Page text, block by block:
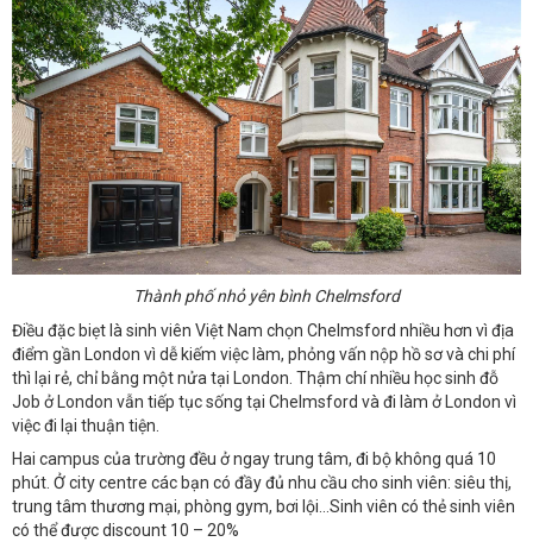
Thành phố nhỏ yên bình Chelmsford
Điều đặc biẹt là sinh viên Việt Nam chọn Chelmsford nhiều hơn vì địa
điểm gần London vì dễ kiếm việc làm, phỏng vấn nộp hồ sơ và chi phí
thì lại rẻ, chỉ bằng một nửa tại London. Thậm chí nhiều học sinh đỗ
Job ở London vẫn tiếp tục sống tại Chelmsford và đi làm ở London vì
việc đi lại thuận tiện.
Hai campus của trường đều ở ngay trung tâm, đi bộ không quá 10
phút. Ở city centre các bạn có đầy đủ nhu cầu cho sinh viên: siêu thị,
trung tâm thương mại, phòng gym, bơi lội…Sinh viên có thẻ sinh viên
có thể được discount 10 – 20%